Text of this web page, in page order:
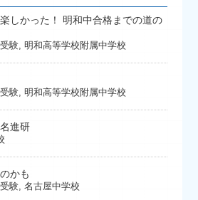
しかった！ 明和中合格までの道の
験, 明和高等学校附属中学校
験, 明和高等学校附属中学校
進研
かも
験, 名古屋中学校